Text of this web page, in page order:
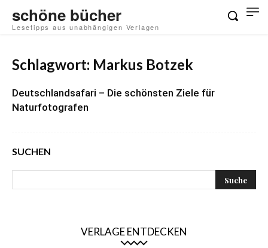
schöne bücher
Lesetipps aus unabhängigen Verlagen
Schlagwort: Markus Botzek
Deutschlandsafari – Die schönsten Ziele für
Naturfotografen
SUCHEN
VERLAGE ENTDECKEN